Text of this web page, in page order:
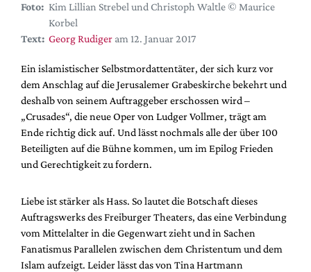
Festival-Planer
Hefte
Alle Hefte
Leseproben
Podcast
Service
Shop / Abo
Redaktion
Autor:innen
Partner
Mediadaten
Foto: Kim Lillian Strebel und Christoph Waltle © Maurice
Korbel
Text: Georg Rudiger am 12. Januar 2017
Ein islamistischer Selbstmordattentäter, der sich kurz vor
dem Anschlag auf die Jerusalemer Grabeskirche bekehrt und
deshalb von seinem Auftraggeber erschossen wird –
„Crusades“, die neue Oper von Ludger Vollmer, trägt am
Ende richtig dick auf. Und lässt nochmals alle der über 100
Beteiligten auf die Bühne kommen, um im Epilog Frieden
und Gerechtigkeit zu fordern.
Liebe ist stärker als Hass. So lautet die Botschaft dieses
Auftragswerks des Freiburger Theaters, das eine Verbindung
vom Mittelalter in die Gegenwart zieht und in Sachen
Fanatismus Parallelen zwischen dem Christentum und dem
Islam aufzeigt. Leider lässt das von Tina Hartmann